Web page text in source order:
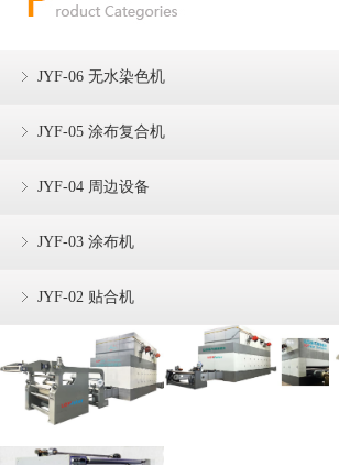
JYF-06 无水染色机
JYF-05 涂布复合机
JYF-04 周边设备
JYF-03 涂布机
JYF-02 贴合机